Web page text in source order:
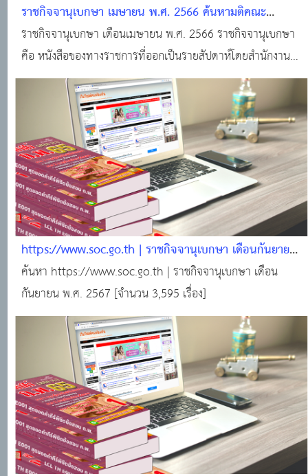
ราชกิจจานุเบกษา เมษายน พ.ศ. 2566 ค้นหามติคณะ
รัฐมนตรี · ราชกิจจานุเบกษา · ระบบงานทะเบียนฐานันดร ·
ศูนย์บริการข้อมูลมติคณะรัฐมนตรี
ราชกิจจานุเบกษา เดือนเมษายน พ.ศ. 2566 ราชกิจจานุเบกษา
คือ หนังสือของทางราชการที่ออกเป็นรายสัปดาห์โดยสำนักงาน
ราชกิจจานุเบกษา สำนักงานเลขาธิการคณะรัฐมนตรี สำหรับลง
ประกาศเกี่ยวกับกฎหมาย กฎ ระเบียบ ข้อบังคับ ตลอดจน
ประกาศของกระทรวง ทบวง กรมต่างๆ
https://www.soc.go.th | ราชกิจจานุเบกษา เดือนกันยายน
พ.ศ. 2567 [จำนวน 3,595 เรื่อง]
ค้นหา https://www.soc.go.th | ราชกิจจานุเบกษา เดือน
กันยายน พ.ศ. 2567 [จำนวน 3,595 เรื่อง]